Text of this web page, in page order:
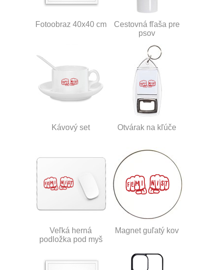
Fotoobraz 40x40 cm
Cestovná fľaša pre
psov
Kávový set Otvárak na kľúče
Veľká herná
podložka pod myš
Magnet guľatý kov